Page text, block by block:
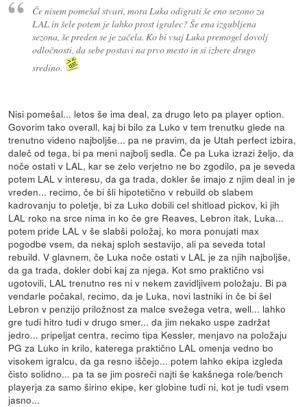
Če nisem pomešal stvari, mora Luka odigrati še eno sezono za
LAL in šele potem je lahko prost igralec? Še ena izgubljena
sezona, še preden se je začela. Ko bi vsaj Luka premogel dovolj
odločnosti, da sebe postavi na prvo mesto in si izbere drugo
sredino.
Nisi pomešal... letos še ima deal, za drugo leto pa player option.
Govorim tako overall, kaj bi bilo za Luko v tem trenutku glede na
trenutno videno najboljše... pa ne pravim, da je Utah perfect izbira,
daleč od tega, bi pa meni najbolj sedla. Če pa Luka izrazi željo, da
noče ostati v LAL, kar se zelo verjetno ne bo zgodilo, pa je seveda
potem LAL v interesu, da ga trada, dokler še imajo z njim deal in je
vreden... recimo, če bi šli hipotetično v rebuild ob slabem
kadrovanju to poletje, bi za Luko dobili cel shitload pickov, ki jih
LAL roko na srce nima in ko če gre Reaves, Lebron itak, Luka...
potem pride LAL v še slabši položaj, ko mora ponujati max
pogodbe vsem, da nekaj sploh sestavijo, ali pa seveda total
rebuild. V glavnem, če Luka noče ostati v LAL je za njih najboljše,
da ga trada, dokler dobi kaj za njega. Kot smo praktično vsi
ugotovili, LAL trenutno res ni v nekem zavidljivem položaju. Bi pa
vendarle počakal, recimo, da je Luka, novi lastniki in če bi šel
Lebron v penzijo priložnost za malce svežega vetra, well... lahko
gre tudi hitro tudi v drugo smer... da jim nekako uspe zadržat
jedro... pripeljat centra, recimo tipa Kessler, menjavo na položaju
PG za Luko in krilo, katerega praktično LAL omenja vedno bo
visokem igralcu, da ga resno iščejo... potem lahko ekipa izgleda
čisto solidno... pa ta se jim posreči najti še kakšnega role/bench
playerja za samo širino ekipe, ker globine tudi ni, kot je tudi vsem
jasno...